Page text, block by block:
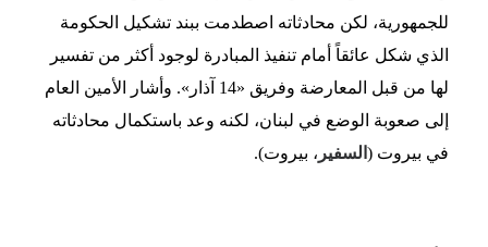
للجمهورية، لكن محادثاته اصطدمت ببند تشكيل الحكومة
الذي شكل عائقاً أمام تنفيذ المبادرة لوجود أكثر من تفسير
لها من قبل المعارضة وفريق «14 آذار». وأشار الأمين العام
إلى صعوبة الوضع في لبنان، لكنه وعد باستكمال محادثاته
في بيروت ( السفير ، بيروت).